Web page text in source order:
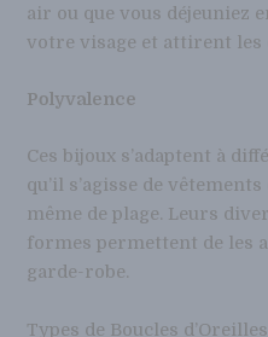
air ou que vous déjeuniez
votre visage et attirent les
Polyvalence
Ces bijoux s’adaptent à
qu’il s’agisse de
même de plage. Leurs
formes permettent de les
garde-robe.
Types de Boucles